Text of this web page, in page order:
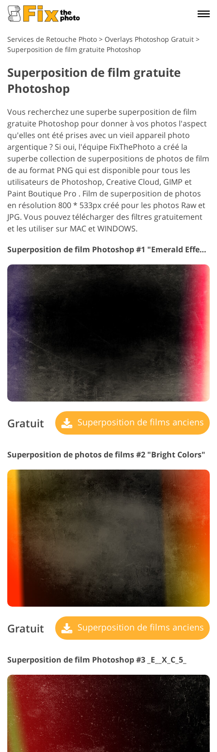
Services de Retouche Photo > Overlays Photoshop Gratuit >
Superposition de film gratuite Photoshop
Superposition de film gratuite
Photoshop
Vous recherchez une superbe superposition de film
gratuite Photoshop pour donner à vos photos l'aspect
qu'elles ont été prises avec un vieil appareil photo
argentique ? Si oui, l'équipe FixThePhoto a créé la
superbe collection de superpositions de photos de film
de au format PNG qui est disponible pour tous les
utilisateurs de Photoshop, Creative Cloud, GIMP et
Paint Boutique Pro . Film de superposition de photos
en résolution 800 * 533px créé pour les photos Raw et
JPG. Vous pouvez télécharger des filtres gratuitement
et les utiliser sur MAC et WINDOWS.
Superposition de film Photoshop #1 "Emerald Effect"
Gratuit Superposition de films anciens
Superposition de photos de films #2 "Bright Colors"
Gratuit Superposition de films anciens
Superposition de film Photoshop #3 _E__X_C_5_